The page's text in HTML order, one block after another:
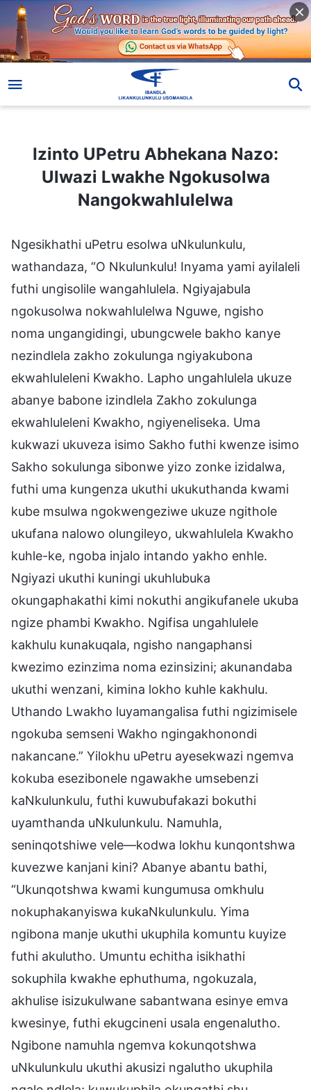
Izinto UPetru Abhekana Nazo:
Ulwazi Lwakhe Ngokusolwa
Nangokwahlulelwa
Ngesikhathi uPetru esolwa uNkulunkulu,
wathandaza, “O Nkulunkulu! Inyama yami ayilaleli
futhi ungisolile wangahlulela. Ngiyajabula
ngokusolwa nokwahlulelwa Nguwe, ngisho
noma ungangidingi, ubungcwele bakho kanye
nezindlela zakho zokulunga ngiyakubona
ekwahluleleni Kwakho. Lapho ungahlulela ukuze
abanye babone izindlela Zakho zokulunga
ekwahluleleni Kwakho, ngiyeneliseka. Uma
kukwazi ukuveza isimo Sakho futhi kwenze isimo
Sakho sokulunga sibonwe yizo zonke izidalwa,
futhi uma kungenza ukuthi ukukuthanda kwami
kube msulwa ngokwengeziwe ukuze ngithole
ukufana nalowo olungileyo, ukwahlulela Kwakho
kuhle-ke, ngoba injalo intando yakho enhle.
Ngiyazi ukuthi kuningi ukuhlubuka
okungaphakathi kimi nokuthi angikufanele ukuba
ngize phambi Kwakho. Ngifisa ungahlulele
kakhulu kunakuqala, ngisho nangaphansi
kwezimo ezinzima noma ezinsizini; akunandaba
ukuthi wenzani, kimina lokho kuhle kakhulu.
Uthando Lwakho luyamangalisa futhi ngizimisele
ngokuba semseni Wakho ngingakhonondi
nakancane.” Yilokhu uPetru ayesekwazi ngemva
kokuba esezibonele ngawakhe umsebenzi
kaNkulunkulu, futhi kuwubufakazi bokuthi
uyamthanda uNkulunkulu. Namuhla,
seninqotshiwe vele—kodwa lokhu kunqontshwa
kuvezwe kanjani kini? Abanye abantu bathi,
“Ukunqotshwa kwami kungumusa omkhulu
nokuphakanyiswa kukaNkulunkulu. Yima
ngibona manje ukuthi ukuphila komuntu kuyize
futhi akulutho. Umuntu echitha isikhathi
sokuphila kwakhe ephuthuma, ngokuzala,
akhulise isizukulwane sabantwana esinye emva
kwesinye, futhi ekugcineni usala engenalutho.
Ngibone namuhla ngemva kokunqotshwa
uNkulunkulu ukuthi akusizi ngalutho ukuphila